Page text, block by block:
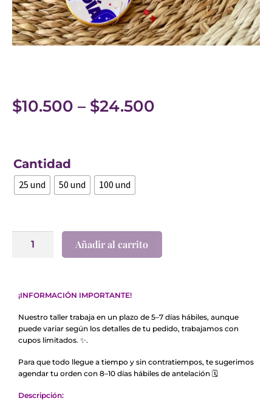
$10.500 – $24.500
Cantidad
25 und 50 und 100 und
Añadir al carrito
¡INFORMACIÓN IMPORTANTE!
Nuestro taller trabaja en un plazo de 5–7 días hábiles, aunque
puede variar según los detalles de tu pedido, trabajamos con
cupos limitados. ✨.
Para que todo llegue a tiempo y sin contratiempos, te sugerimos
agendar tu orden con 8–10 días hábiles de antelación 🗓️
Descripción: